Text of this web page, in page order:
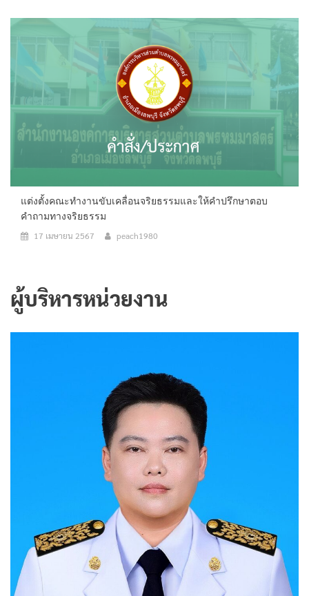
แต่งตั้งคณะทำงานขับเคลื่อนจริยธรรมและให้คำปรึกษาตอบ
คำถามทางจริยธรรม
17 เมษายน 2567
peach1980
ผู้บริหารหน่วยงาน